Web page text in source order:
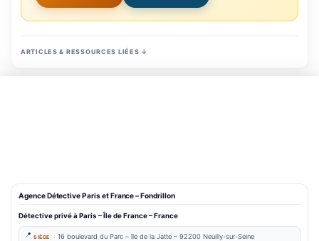
ARTICLES & RESSOURCES LIÉES ↓
Agence Détective Paris et France – Fondrillon
Détective privé à Paris – Île de France – France
SIÈGE : 16 boulevard du Parc –île de la Jatte – 92200 Neuilly-sur-Seine